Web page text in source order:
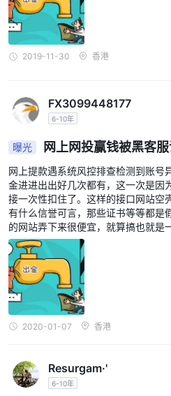
2019-11-30 香港
FX3099448177
6-10年
曝光
网上网投赢钱被黑客
网上提款遇系统风控排查检测到账号
金进进出出好几次都有，这一次是因
接一次性扣住了。这样的接口网站空
有什么信誉可言，那些证书等等都是
的网站弄下来很便宜，就算搞也就是
本就不是国内的。
2020-01-07 香港
Resurgam·'
6-10年